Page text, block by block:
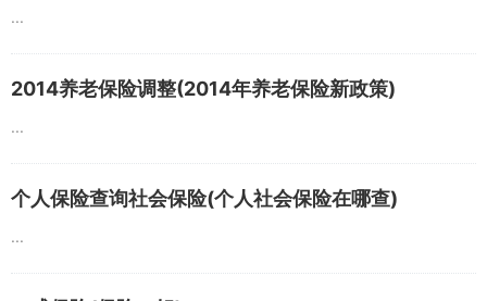
...
2014养老保险调整(2014年养老保险新政策)
...
个人保险查询社会保险(个人社会保险在哪查)
...